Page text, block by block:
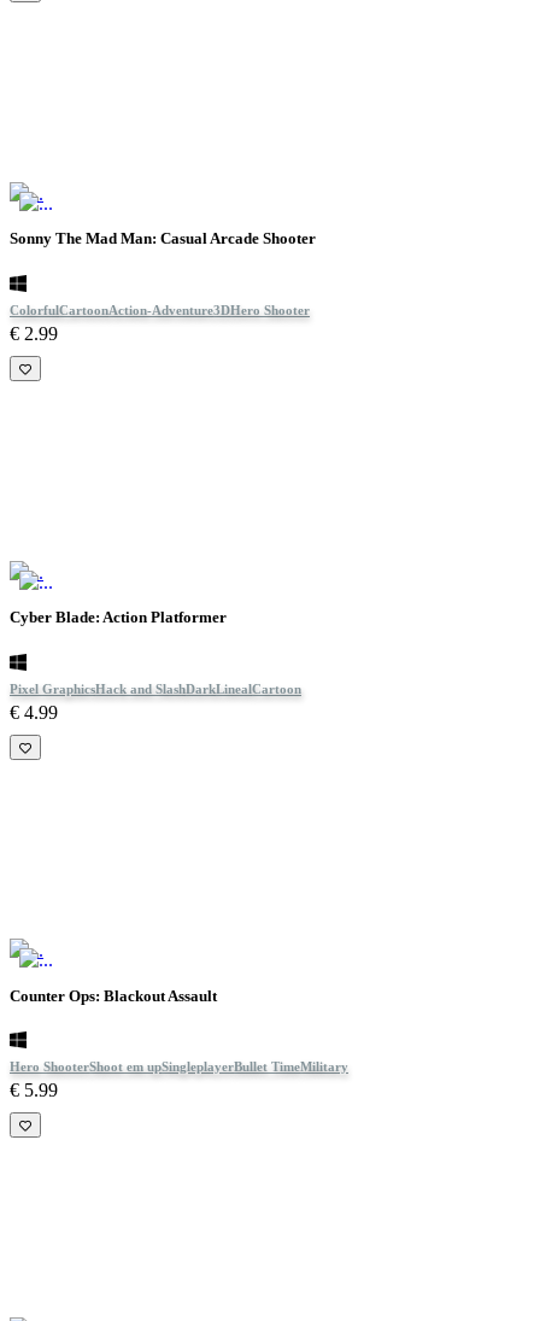
Sonny The Mad Man: Casual Arcade Shooter
ColorfulCartoonAction-Adventure3DHero Shooter
€ 2.99
Cyber Blade: Action Platformer
Pixel GraphicsHack and SlashDarkLinealCartoon
€ 4.99
Counter Ops: Blackout Assault
Hero ShooterShoot em upSingleplayerBullet TimeMilitary
€ 5.99